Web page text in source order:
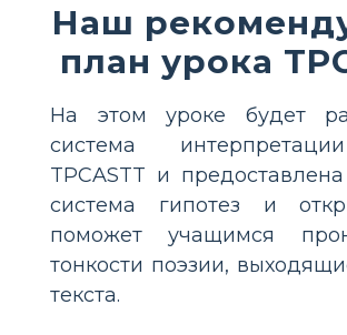
Наш
план урока
На этом уроке будет
система
TPCASTT и
система гипотез и
поможет учащимся
тонкости поэзии,
текста.